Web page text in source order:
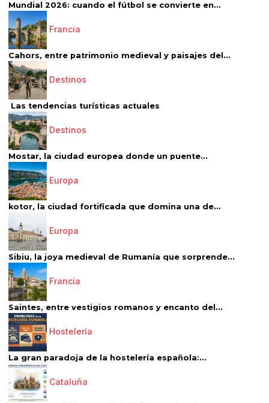
Mundial 2026: cuando el fútbol se convierte en...
Francia
Cahors, entre patrimonio medieval y paisajes del...
Destinos
Las tendencias turísticas actuales
Destinos
Mostar, la ciudad europea donde un puente...
Europa
kotor, la ciudad fortificada que domina una de...
Europa
Sibiu, la joya medieval de Rumanía que sorprende...
Francia
Saintes, entre vestigios romanos y encanto del...
Hostelería
La gran paradoja de la hostelería española:...
Cataluña